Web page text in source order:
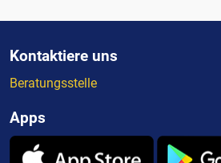
Kontaktiere uns
Beratungsstelle
Apps